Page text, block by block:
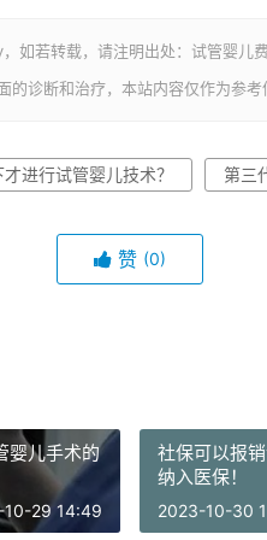
如若转载，请注明出处：试管婴儿
诊断和治疗，本站内容仅作为参考
进行试管婴儿技术？ 第三
赞 (0)
婴儿手术的
29 14:49
社保可以报
纳入医保！
2023-10-30